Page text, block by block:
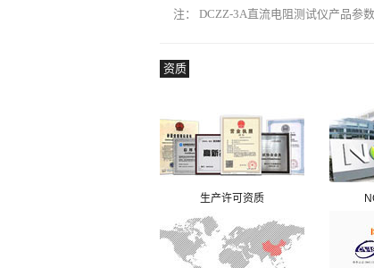
注： DCZZ-3A直流电阻测试仪产品参
资质
生产许可资质